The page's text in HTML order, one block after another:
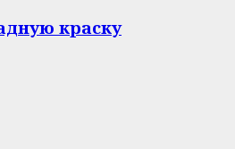
краску